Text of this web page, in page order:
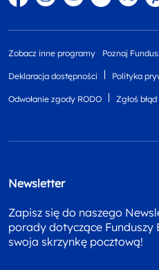
Zobacz inne programy Poznaj
Deklaracja dostępności Polityka
Odwołanie zgody RODO Zgłoś błąd
Newsletter
Zapisz się do naszego
porady dotyczące Funduszy
swoja skrzynkę pocztową!